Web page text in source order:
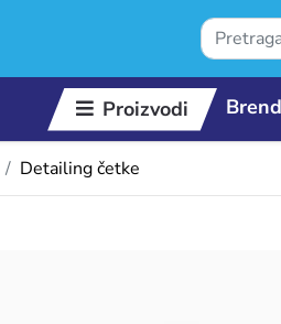
Proizvodi
Detailing četke